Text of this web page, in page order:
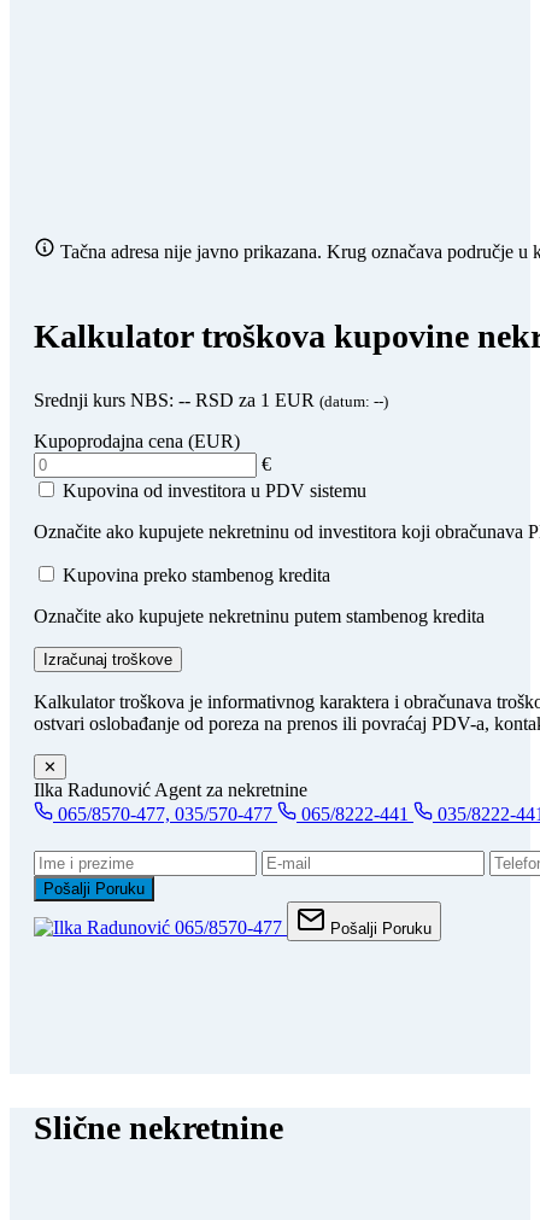
Tačna adresa nije javno prikazana. Krug označava područje
Kalkulator troškova kupovine
Srednji kurs NBS: -- RSD za 1 EUR (datum: --)
Kupoprodajna cena (EUR)
€
Kupovina od investitora u PDV sistemu
Označite ako kupujete nekretninu od investitora koji obračunava
Kupovina preko stambenog kredita
Označite ako kupujete nekretninu putem stambenog kredita
Izračunaj troškove
Kalkulator troškova je informativnog karaktera i obračunava
ostvari oslobađanje od poreza na prenos ili povraćaj PDV-a,
✕
Ilka Radunović Agent za nekretnine
065/8570-477, 035/570-477
065/8222-441 035/8222-
Pošalji Poruku
065/8570-477 Pošalji Poruku
Slične nekretnine